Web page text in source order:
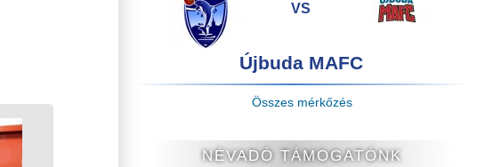
VS
Újbuda MAFC
Összes mérkőzés
NÉVADÓ TÁMOGATÓNK